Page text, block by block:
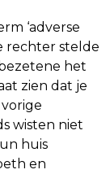
‘adverse
rechter stelde
het
zien dat je
wisten niet
huis
en